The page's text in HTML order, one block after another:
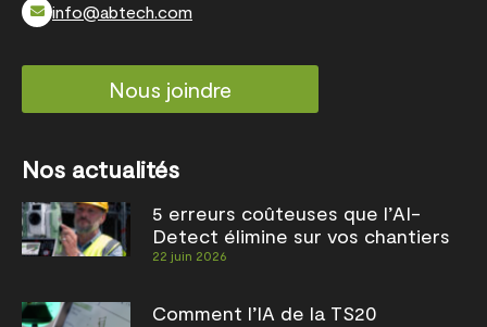
info@abtech.com
Nous joindre
Nos actualités
5 erreurs coûteuses que l’AI-
Detect élimine sur vos chantiers
22 juin 2026
Comment l’IA de la TS20